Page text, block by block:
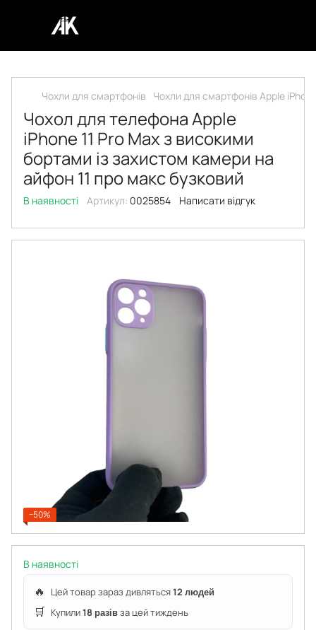
Чохли для смартфонів Чохли для смартфонів Apple
Чохол для телефона Apple
iPhone 11 Pro Max з високими
бортами із захистом камери на
айфон 11 про макс бузковий
В наявності Артикул: 0025854 Написати відгук
−50%
В наявності
🔥 Цей товар зараз дивляться12 людей
🛒 Купили18 разівза цей тиждень